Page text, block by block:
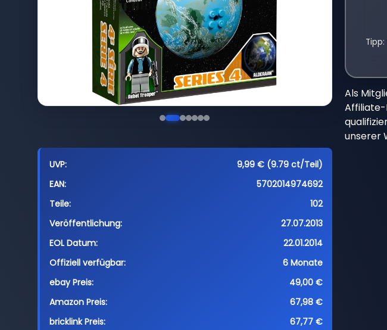
UVP:
9,99 € (9.79 ct/Teil)
EAN:
5702014974692
Teile:
102
Veröffentlichung:
27.07.2013
EOL Datum:
22.01.2014
Offiziell verfügbar:
6 Monate
ebay Preis:
49,00 €
Amazon Preis:
67,98 €
bricklink Preis:
67,77 €
Als
Affiliate-
unserer